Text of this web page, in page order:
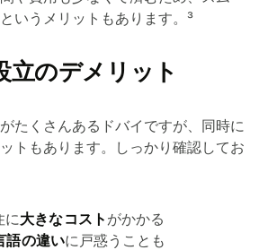
いうメリットもあります。³
立のデメリット
たくさんあるドバイですが、同時に
トもあります。しっかり確認してお
に大きなコスト がかかる
語の違いに戸惑うことも